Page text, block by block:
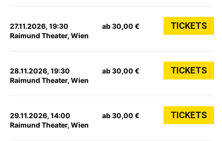
27.11.2026, 19:30
Raimund Theater, Wien
ab 30,00 € TICKETS
28.11.2026, 19:30
Raimund Theater, Wien
ab 30,00 € TICKETS
29.11.2026, 14:00
Raimund Theater, Wien
ab 30,00 € TICKETS